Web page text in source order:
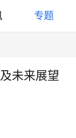
专题
未来展望